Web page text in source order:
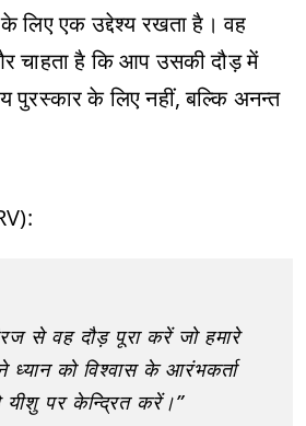
लिए एक उद्देश्य रखता है। वह
चाहता है कि आप उसकी दौड़ में
पुरस्कार के लिए नहीं, बल्कि अनन्त
से वह दौड़ पूरा करें जो हमारे
को विश्वास के आरंभकर्ता
पर केन्द्रित करें।”